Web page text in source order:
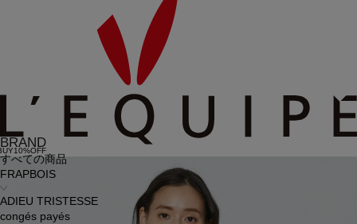
BRAND
すべての商品
FRAPBOIS
ADIEU TRISTESSE
congés payés